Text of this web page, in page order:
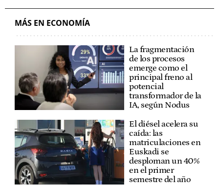
MÁS EN ECONOMÍA
La fragmentación
de los procesos
emerge como el
principal freno al
potencial
transformador de la
IA, según Nodus
El diésel acelera su
caída: las
matriculaciones en
Euskadi se
desploman un 40%
en el primer
semestre del año